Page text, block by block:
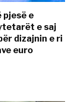
pjesë e
e saj
dizajnin e ri
euro